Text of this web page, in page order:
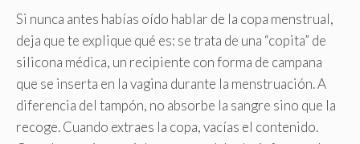
Si nunca antes habías oído hablar de la copa menstrual,
deja que te explique qué es: se trata de una “copita” de
silicona médica, un recipiente con forma de campana
que se inserta en la vagina durante la menstruación. A
diferencia del tampón, no absorbe la sangre sino que la
recoge. Cuando extraes la copa, vacías el contenido.